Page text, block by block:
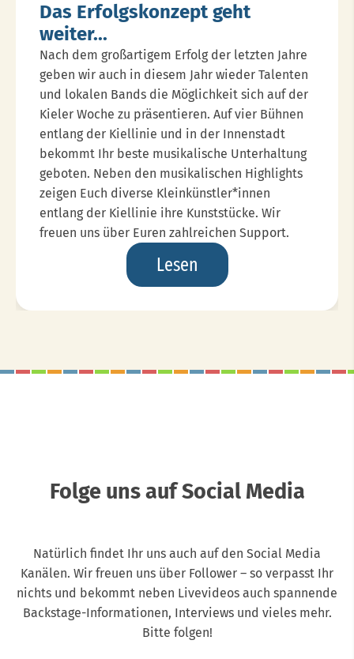
Das Erfolgskonzept geht
weiter...
Nach dem großartigem Erfolg der letzten Jahre
geben wir auch in diesem Jahr wieder Talenten
und lokalen Bands die Möglichkeit sich auf der
Kieler Woche zu präsentieren. Auf vier Bühnen
entlang der Kiellinie und in der Innenstadt
bekommt Ihr beste musikalische Unterhaltung
geboten. Neben den musikalischen Highlights
zeigen Euch diverse Kleinkünstler*innen
entlang der Kiellinie ihre Kunststücke. Wir
freuen uns über Euren zahlreichen Support.
Lesen
Das
Erfolgskonzept
Folge uns auf Social Media
Natürlich findet Ihr uns auch auf den Social Media
Kanälen. Wir freuen uns über Follower – so verpasst Ihr
nichts und bekommt neben Livevideos auch spannende
Backstage-Informationen, Interviews und vieles mehr.
Bitte folgen!